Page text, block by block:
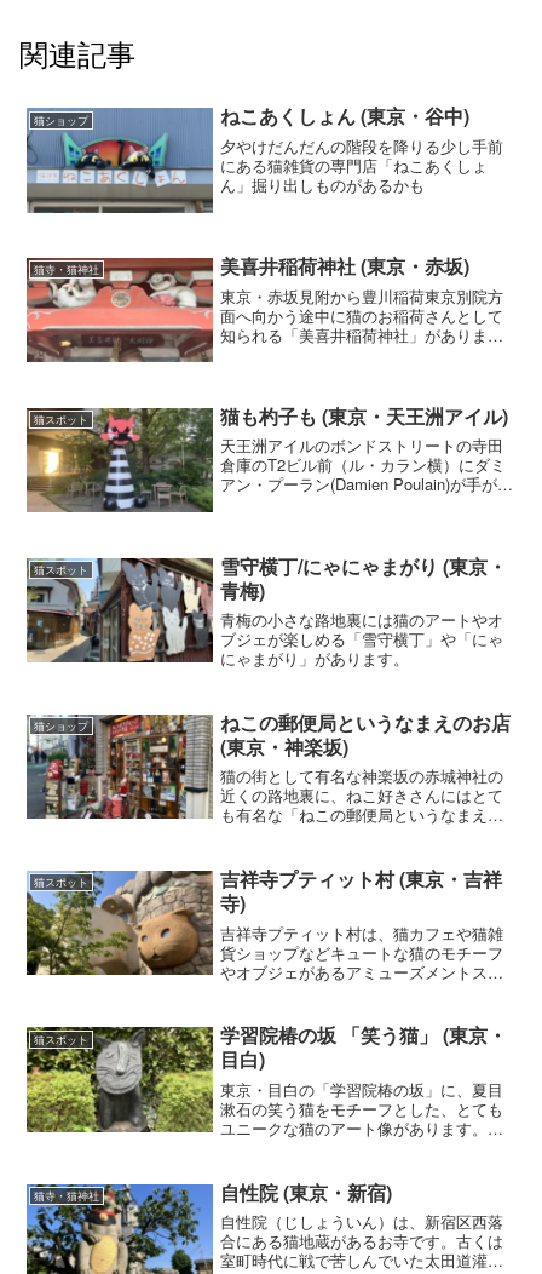
関連記事
猫ショップ ねこあくしょん (東京・谷中)
夕やけだんだんの階段を降りる少し手前
にある猫雑貨の専門店「ねこあくしょ
ん」掘り出しものがあるかも
猫寺・猫神社 美喜井稲荷神社 (東京・赤坂)
東京・赤坂見附から豊川稲荷東京別院方
面へ向かう途中に猫のお稲荷さんとして
知られる「美喜井稲荷神社」がありま
る「ねこ稲荷」です。
猫スポット 猫も杓子も (東京・天王洲アイル)
天王洲アイルのボンドストリートの寺田
倉庫のT2ビル前（ル・カラン横）にダミ
アン・プーラン(Damien Poulain)が手がけ
猫スポット
雪守横丁/にゃにゃまがり (東京・
青梅)
青梅の小さな路地裏には猫のアートやオ
ブジェが楽しめる「雪守横丁」や「にゃ
にゃまがり」があります。
猫ショップ
ねこの郵便局というなまえのお店
(東京・神楽坂)
猫の街として有名な神楽坂の赤城神社の
近くの路地裏に、ねこ好きさんにはとて
も有名な「ねこの郵便局というなまえの
で、多くの海外からのインバウンドのお
客さんも訪れています。
猫スポット
吉祥寺プティット村 (東京・吉祥
寺)
吉祥寺プティット村は、猫カフェや猫雑
貨ショップなどキュートな猫のモチーフ
やオブジェがあるアミューズメントスポ
猫スポット
学習院椿の坂 「笑う猫」 (東京・
目白)
東京・目白の「学習院椿の坂」に、夏目
漱石の笑う猫をモチーフとした、とても
ユニークな猫のアート像があります。猫
猫である」の一節 ”猫だって笑わないとは
限らない 漱石" と刻まれています。
猫寺・猫神社 自性院 (東京・新宿)
自性院（じしょういん）は、新宿区西落
合にある猫地蔵があるお寺です。古くは
室町時代に戦で苦しんでいた太田道灌を